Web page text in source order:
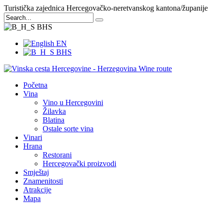
Turistička zajednica Hercegovačko-neretvanskog kantona/županije
BHS
EN
BHS
Početna
Vina
Vino u Hercegovini
Žilavka
Blatina
Ostale sorte vina
Vinari
Hrana
Restorani
Hercegovački proizvodi
Smještaj
Znamenitosti
Atrakcije
Mapa